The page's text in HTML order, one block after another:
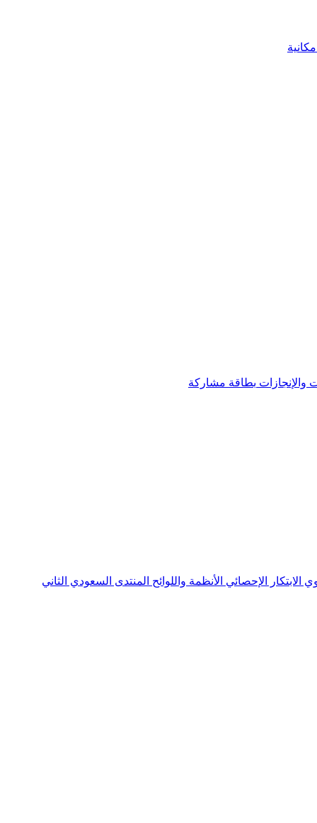
والإنجازات بطاقة مشاركة
الابتكار الإحصائي الأنظمة واللوائح المنتدى السعودي الثاني